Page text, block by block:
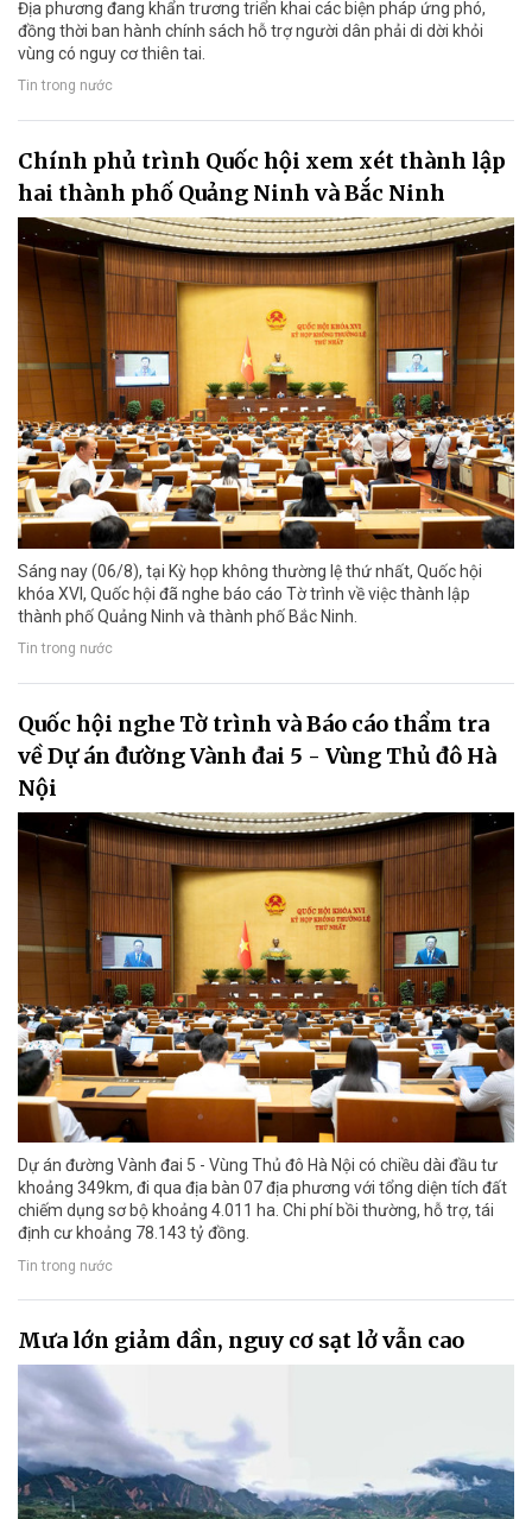
Địa phương đang khẩn trương triển khai các biện pháp ứng phó,
đồng thời ban hành chính sách hỗ trợ người dân phải di dời khỏi
vùng có nguy cơ thiên tai.
Tin trong nước
Chính phủ trình Quốc hội xem xét thành lập
hai thành phố Quảng Ninh và Bắc Ninh
Sáng nay (06/8), tại Kỳ họp không thường lệ thứ nhất, Quốc hội
khóa XVI, Quốc hội đã nghe báo cáo Tờ trình về việc thành lập
thành phố Quảng Ninh và thành phố Bắc Ninh.
Tin trong nước
Quốc hội nghe Tờ trình và Báo cáo thẩm tra
về Dự án đường Vành đai 5 - Vùng Thủ đô Hà
Nội
Dự án đường Vành đai 5 - Vùng Thủ đô Hà Nội có chiều dài đầu tư
khoảng 349km, đi qua địa bàn 07 địa phương với tổng diện tích đất
chiếm dụng sơ bộ khoảng 4.011 ha. Chi phí bồi thường, hỗ trợ, tái
định cư khoảng 78.143 tỷ đồng.
Tin trong nước
Mưa lớn giảm dần, nguy cơ sạt lở vẫn cao